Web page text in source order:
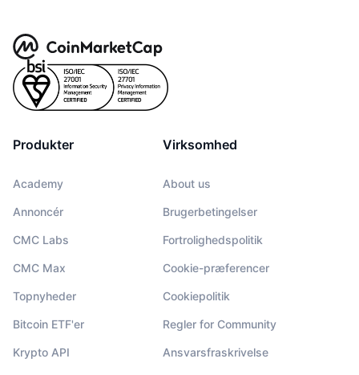
Produkter
Academy
Annoncér
CMC Labs
CMC Max
Topnyheder
Bitcoin ETF'er
Krypto API
Virksomhed
About us
Brugerbetingelser
Fortrolighedspolitik
Cookie-præferencer
Cookiepolitik
Regler for Community
Ansvarsfraskrivelse